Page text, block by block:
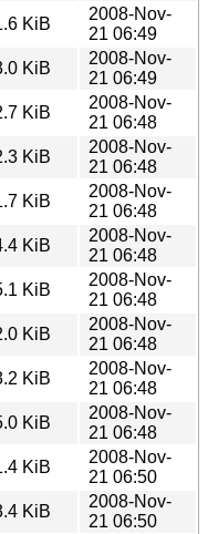
KiB
2008-Nov-
21 06:49
KiB
2008-Nov-
21 06:49
KiB
2008-Nov-
21 06:48
KiB
2008-Nov-
21 06:48
KiB
2008-Nov-
21 06:48
KiB
2008-Nov-
21 06:48
KiB
2008-Nov-
21 06:48
KiB
2008-Nov-
21 06:48
KiB
2008-Nov-
21 06:48
KiB
2008-Nov-
21 06:48
KiB
2008-Nov-
21 06:50
KiB
2008-Nov-
21 06:50